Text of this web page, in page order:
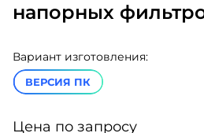
напорных
Вариант изготовления:
ВЕРСИЯ ПК
Цена по запросу